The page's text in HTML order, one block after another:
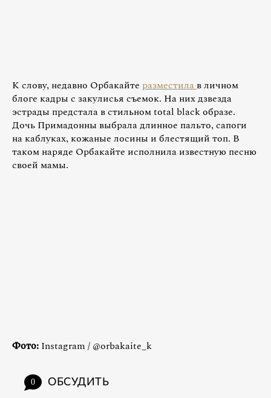
К слову, недавно Орбакайте разместила в личном
блоге кадры с закулисья съемок. На них дзвезда
эстрады предстала в стильном total black образе.
Дочь Примадонны выбрала длинное пальто, сапоги
на каблуках, кожаные лосины и блестящий топ. В
таком наряде Орбакайте исполнила известную песню
своей мамы.
Фото: Instagram / @orbakaite_k
0 ОБСУДИТЬ